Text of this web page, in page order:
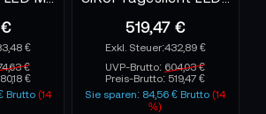
€
€
€
Brutto (14
519,47 €
432,89 €
UVP-Brutto: 604,03 €
Preis-Brutto: 519,47 €
Sie sparen: 84,56 € Brutto(14
%)